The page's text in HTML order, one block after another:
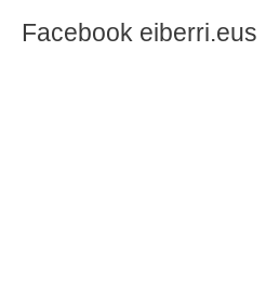
Facebook eiberri.eus